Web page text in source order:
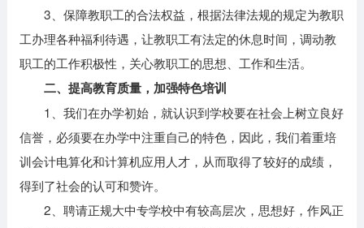
3、保障教职工的合法权益，根据法律法规的规定为教职
工办理各种福利待遇，让教职工有法定的休息时间，调动教
职工的工作积极性，关心教职工的思想、工作和生活。
二、提高教育质量，加强特色培训
1、我们在办学初始，就认识到学校要在社会上树立良好
信誉，必须要在办学中注重自己的特色，因此，我们着重培
训会计电算化和计算机应用人才，从而取得了较好的成绩，
得到了社会的认可和赞许。
2、聘请正规大中专学校中有较高层次，思想好，作风正